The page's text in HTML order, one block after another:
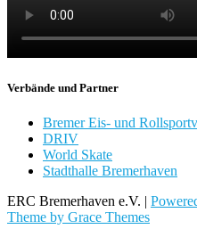
Verbände und Partner
Bremer Eis- und
DRIV
World Skate
Stadthalle Bremerhaven
ERC Bremerhaven e.V. |
Theme by Grace Themes